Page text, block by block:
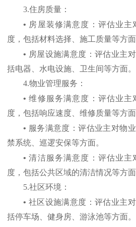
3.住房质量：
• 房屋装修满意度：评估业
度，包括材料选择、施工质量等方面
• 房屋设施满意度：评估业主
括电器、水电设施、卫生间等方面。
4.物业管理服务：
•维修服务满意度：评估业主
度，包括响应速度、维修质量等方面
• 服务满意度：评估业主对物
禁系统、巡逻安保等方面。
•清洁服务满意度：评估业主
度，包括公共区域的清洁情况等方面
5.社区环境：
• 社区设施满意度：评估业主
括停车场、健身房、游泳池等方面。